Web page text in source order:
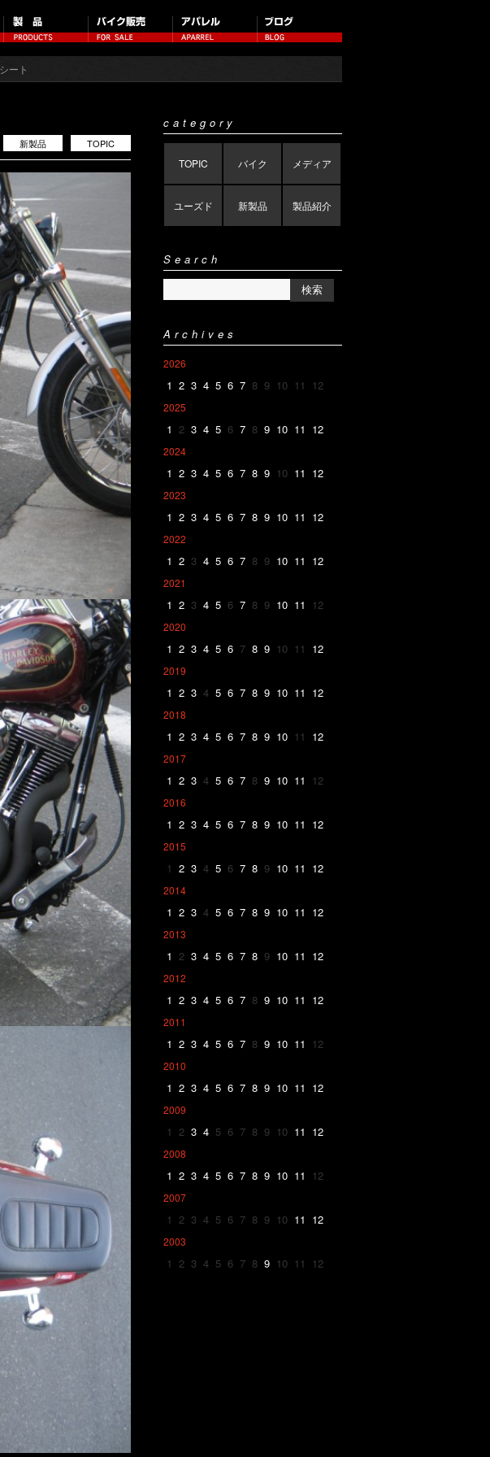
ート
TOPIC
新製品
category
TOPIC バイク メディア
ユーズド 新製品 製品紹介
Search
Archives
2026
1 2 3 4 5 6 7 8 9 10 11 12
2025
1 2 3 4 5 6 7 8 9 10 11 12
2024
1 2 3 4 5 6 7 8 9 10 11 12
2023
1 2 3 4 5 6 7 8 9 10 11 12
2022
1 2 3 4 5 6 7 8 9 10 11 12
2021
1 2 3 4 5 6 7 8 9 10 11 12
2020
1 2 3 4 5 6 7 8 9 10 11 12
2019
1 2 3 4 5 6 7 8 9 10 11 12
2018
1 2 3 4 5 6 7 8 9 10 11 12
2017
1 2 3 4 5 6 7 8 9 10 11 12
2016
1 2 3 4 5 6 7 8 9 10 11 12
2015
1 2 3 4 5 6 7 8 9 10 11 12
2014
1 2 3 4 5 6 7 8 9 10 11 12
2013
1 2 3 4 5 6 7 8 9 10 11 12
2012
1 2 3 4 5 6 7 8 9 10 11 12
2011
1 2 3 4 5 6 7 8 9 10 11 12
2010
1 2 3 4 5 6 7 8 9 10 11 12
2009
1 2 3 4 5 6 7 8 9 10 11 12
2008
1 2 3 4 5 6 7 8 9 10 11 12
2007
1 2 3 4 5 6 7 8 9 10 11 12
2003
1 2 3 4 5 6 7 8 9 10 11 12